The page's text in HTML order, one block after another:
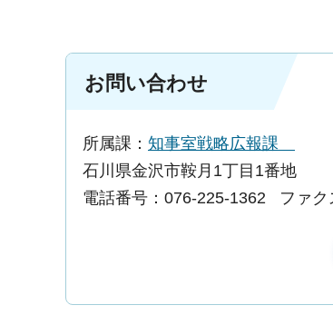
お問い合わせ
所属課： 知事室戦略広報課
石川県金沢市鞍月1丁目1番地
電話番号：076-225-1362
ファ